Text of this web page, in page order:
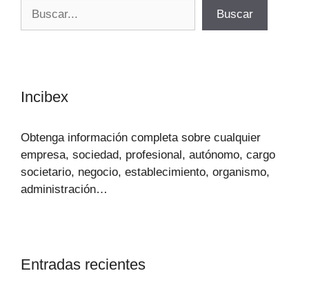
Buscar
Incibex
Obtenga información completa sobre cualquier
empresa, sociedad, profesional, autónomo, cargo
societario, negocio, establecimiento, organismo,
administración…
Entradas recientes